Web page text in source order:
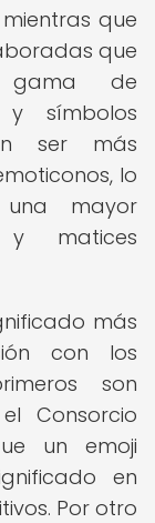
que
que
gama de
y símbolos
ser más
lo
mayor
y matices
más
con los
son
Consorcio
un emoji
en
Por otro